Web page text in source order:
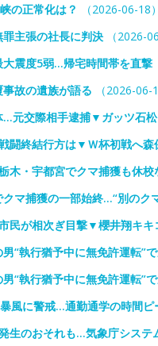
の正常化は？
（2026-06-18）
主張の社長に判決 （2026-
震度5弱…帰宅時間帯を直撃
故の遺族が語る （2026-06-
元交際相手逮捕▼ガッツ石
闘終結行方は▼Ｗ杯初戦へ森
・宇都宮でクマ捕獲も休校
マ捕獲の一部始終…“別のク
が相次ぎ目撃▼櫻井翔キキ
“執行猶予中に無免許運転”
“執行猶予中に無免許運転”
風に警戒…通勤通学の時間ピ
生のおそれも…気象庁システ